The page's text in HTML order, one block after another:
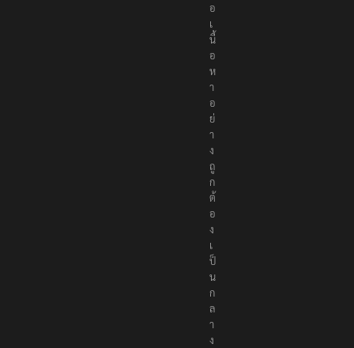
เ
นื้
อ
ห
า
อ
ย่
า
ง
ถู
ก
ต้
อ
ง
เ
ป็
น
ก
ล
า
ง
เ